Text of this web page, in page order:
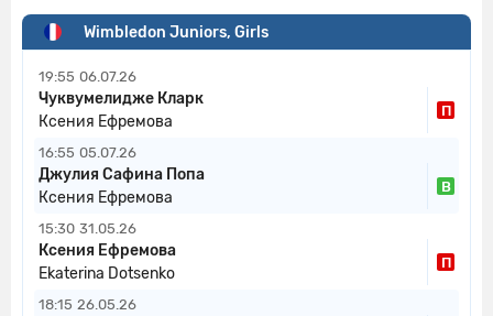
Wimbledon Juniors, Girls
19:55 06.07.26
Чуквумелидже Кларк
Ксения Ефремова
П
16:55 05.07.26
Джулия Сафина Попа
Ксения Ефремова
В
15:30 31.05.26
Ксения Ефремова
Ekaterina Dotsenko
П
18:15 26.05.26